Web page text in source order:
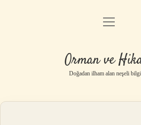
Anasayfa
Yasal Uyarı
menüyü
Orman ve
Doğadan ilham alan neşeli